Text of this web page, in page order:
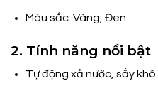
Màu sắc: Vàng, Đen
2. Tính năng nổi bật
Tự động xả nước, sấy khô.